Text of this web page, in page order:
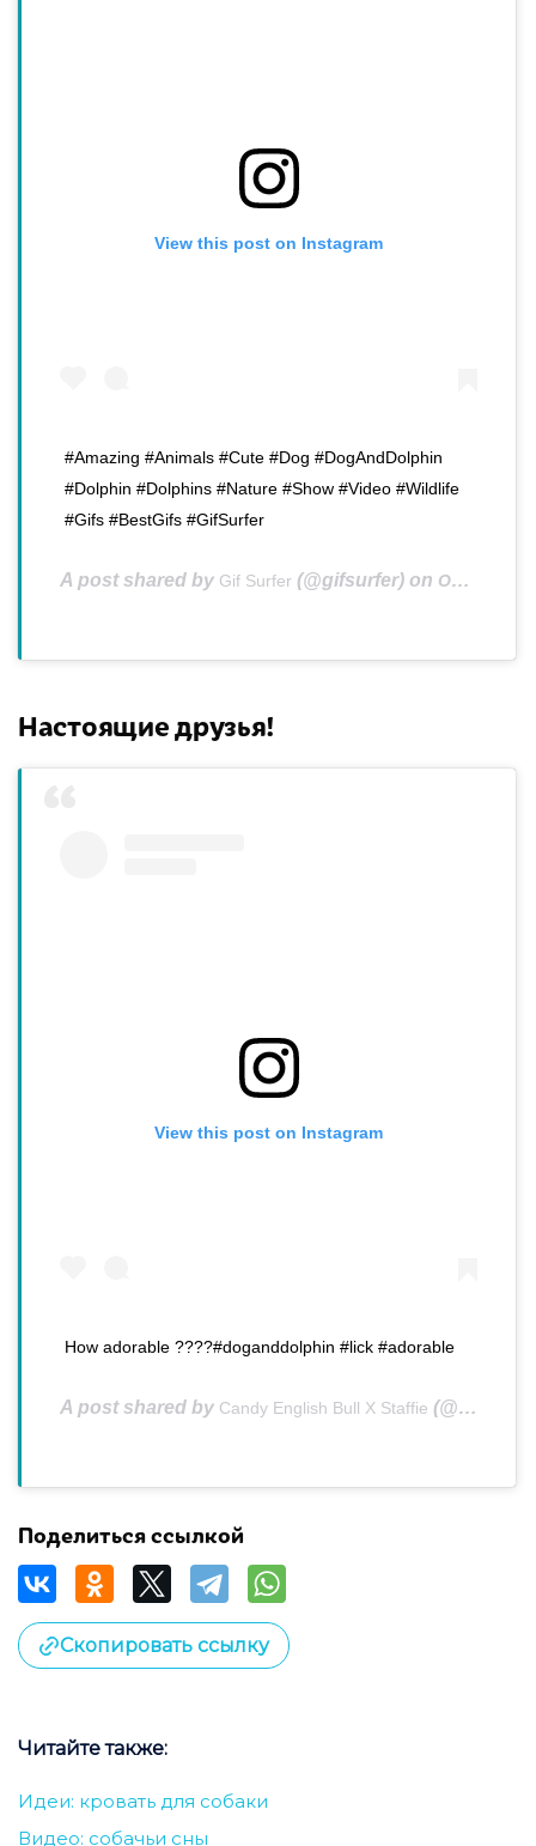
View this post on Instagram
#Amazing #Animals #Cute #Dog #DogAndDolphin
#Dolphin #Dolphins #Nature #Show #Video #Wildlife
#Gifs #BestGifs #GifSurfer
A post shared by Gif Surfer (@gifsurfer) on Oct 23, 2017 at 5:16pm PDT
Настоящие друзья!
View this post on Instagram
How adorable ????#doganddolphin #lick #adorable
A post shared by Candy English Bull X Staffie (@candybullterrier) on
Поделиться ссылкой
Скопировать ссылку
Читайте также:
Идеи: кровать для собаки
Видео: собачьи сны